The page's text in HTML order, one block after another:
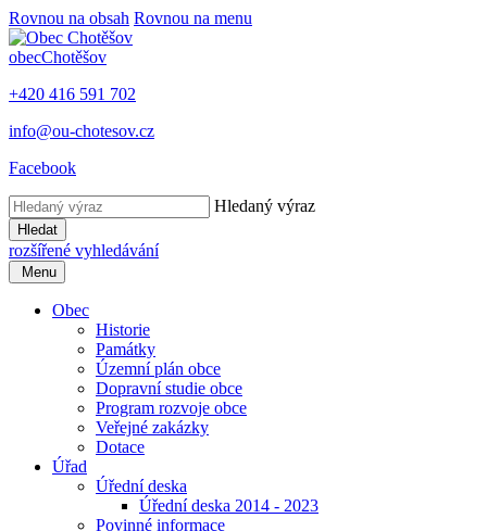
Rovnou na obsah Rovnou na menu
obecChotěšov
+420 416 591 702
info@ou-chotesov.cz
Facebook
Hledaný výraz
Hledat
rozšířené vyhledávání
Menu
Obec
Historie
Památky
Územní plán obce
Dopravní studie obce
Program rozvoje obce
Veřejné zakázky
Dotace
Úřad
Úřední deska
Úřední deska 2014 - 2023
Povinné informace